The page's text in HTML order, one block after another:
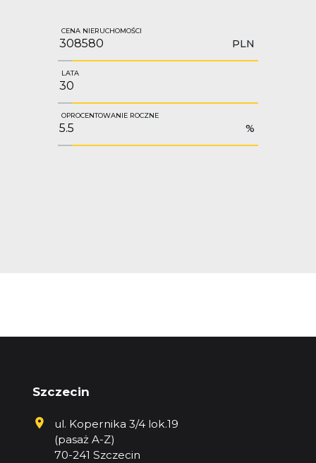
CENA NIERUCHOMOŚCI
PLN
LATA
OPROCENTOWANIE ROCZNE
%
Szczecin
ul. Kopernika 3/4 lok.19
(pasaż A-Z)
70-241 Szczecin